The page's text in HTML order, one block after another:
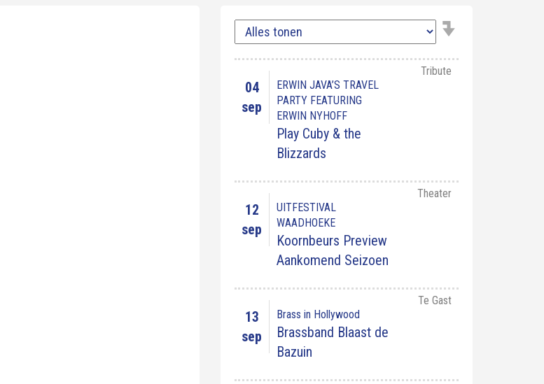
04
sep
ERWIN JAVA’S TRAVEL
PARTY FEATURING
ERWIN NYHOFF
Play Cuby & the
Blizzards
Tribute
12
sep
UITFESTIVAL
WAADHOEKE
Koornbeurs Preview
Aankomend Seizoen
Theater
13
sep
Brass in Hollywood
Brassband Blaast de
Bazuin
Te Gast